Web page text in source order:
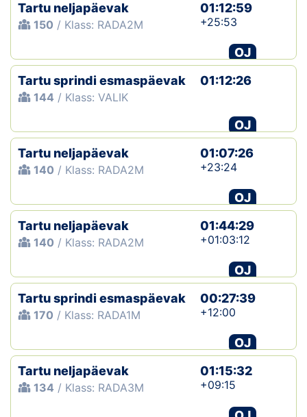
Tartu neljapäevak
150 / Klass: RADA2M
01:12:59
+25:53
OJ
Tartu sprindi esmaspäevak
144 / Klass: VALIK
01:12:26
OJ
Tartu neljapäevak
140 / Klass: RADA2M
01:07:26
+23:24
OJ
Tartu neljapäevak
140 / Klass: RADA2M
01:44:29
+01:03:12
OJ
Tartu sprindi esmaspäevak
170 / Klass: RADA1M
00:27:39
+12:00
OJ
Tartu neljapäevak
134 / Klass: RADA3M
01:15:32
+09:15